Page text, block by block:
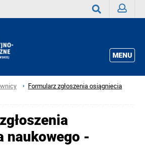
MENU
Formularz zgłoszenia osiągnięcia
naukowego -